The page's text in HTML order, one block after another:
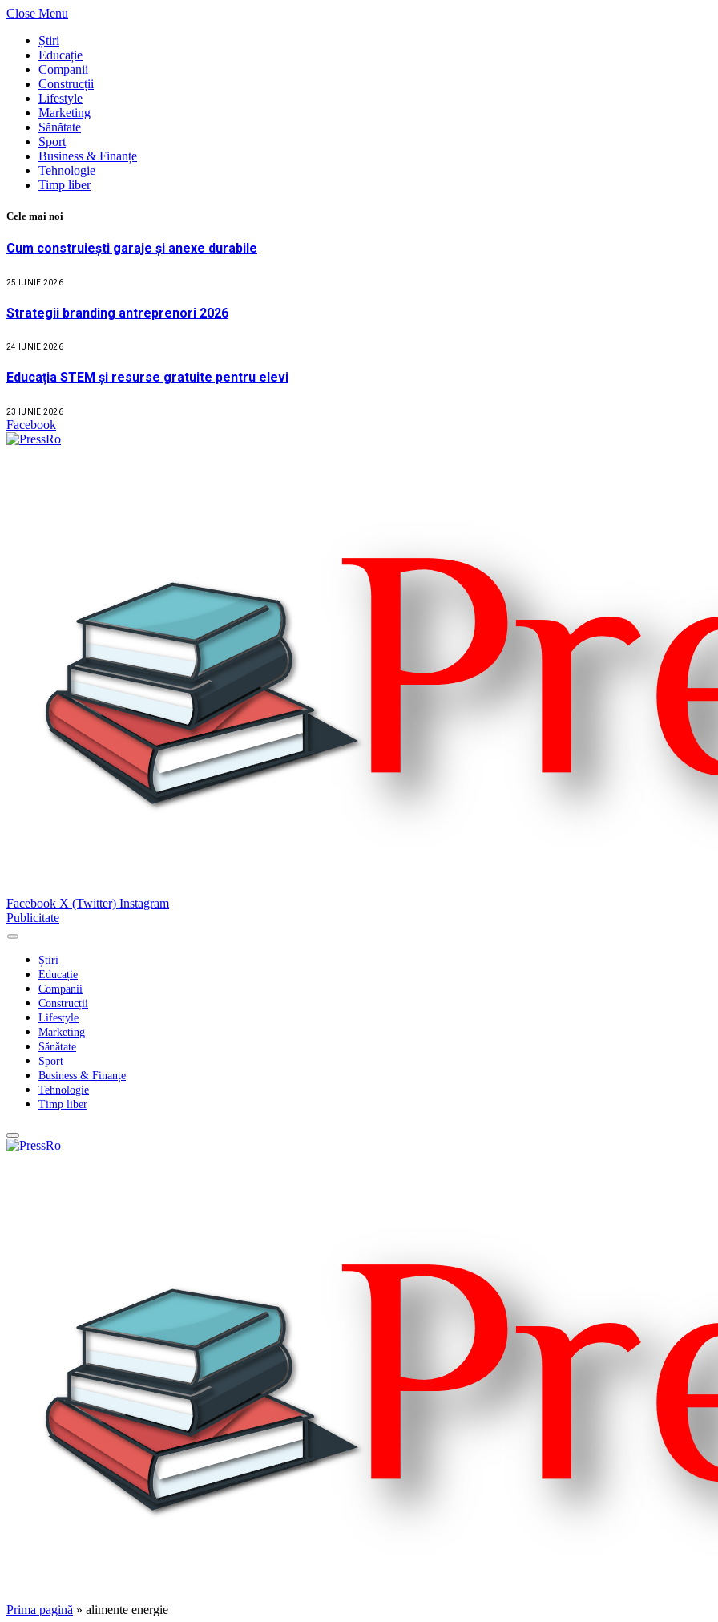
Close Menu
Știri
Educație
Companii
Construcții
Lifestyle
Marketing
Sănătate
Sport
Business & Finanțe
Tehnologie
Timp liber
Cele mai noi
Cum construiești garaje și anexe durabile
25 IUNIE 2026
Strategii branding antreprenori 2026
24 IUNIE 2026
Educația STEM și resurse gratuite pentru elevi
23 IUNIE 2026
Facebook
Facebook X (Twitter) Instagram
Publicitate
Știri
Educație
Companii
Construcții
Lifestyle
Marketing
Sănătate
Sport
Business & Finanțe
Tehnologie
Timp liber
Prima pagină » alimente energie